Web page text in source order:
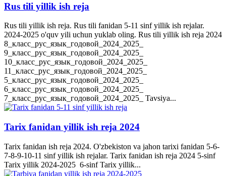
Rus tili yillik ish reja
Rus tili yillik ish reja. Rus tili fanidan 5-11 sinf yillik ish rejalar.
2024-2025 o'quv yili uchun yuklab oling. Rus tili yillik ish reja 2024
8_класс_рус_язык_годовой_2024_2025_
9_класс_рус_язык_годовой_2024_2025_
10_класс_рус_язык_годовой_2024_2025_
11_класс_рус_язык_годовой_2024_2025_
5_класс_рус_язык_годовой_2024_2025_
6_класс_рус_язык_годовой_2024_2025_
7_класс_рус_язык_годовой_2024_2025_ Tavsiya...
Tarix fanidan yillik ish reja 2024
Tarix fanidan ish reja 2024. O'zbekiston va jahon tarixi fanidan 5-6-
7-8-9-10-11 sinf yillik ish rejalar. Tarix fanidan ish reja 2024 5-sinf
Tarix yillik 2024-2025 6-sinf Tarix yillik...